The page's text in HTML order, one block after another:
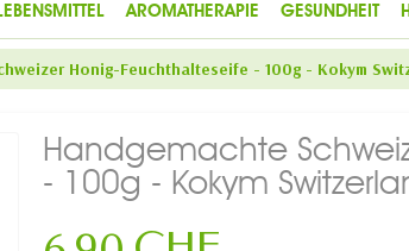
AROMATHERAPIE GESUNDHEIT
Honig-Feuchthalteseife - 100g - Kokym
Handgemachte
- 100g - Kokym